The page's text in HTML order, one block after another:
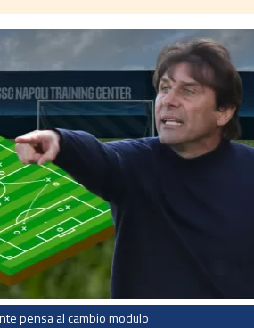
pensa al cambio modulo